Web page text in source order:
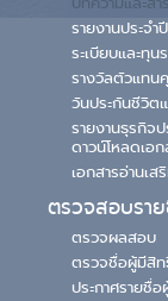
รายงานประจำปี
ระเบียบและทุน
รางวัลตัวแท
วันประกันชีวิต
รายงานธุรกิจ
ดาวน์โหลดเอก
เอกสารอ่านเ
ตรวจสอบรา
ตรวจผลสอบ
ตรวจชื่อผู้มีสิ
ประกาศรายชื่